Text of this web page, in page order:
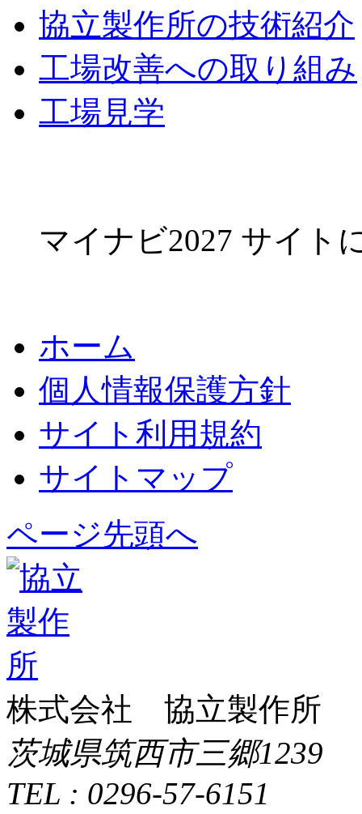
協立製作所の技術紹介
工場改善への取り組み
工場見学
マイナビ2027 サイト
ホーム
個人情報保護方針
サイト利用規約
サイトマップ
ページ先頭へ
株式会社 協立製作所
茨城県筑西市三郷1239
TEL : 0296-57-6151